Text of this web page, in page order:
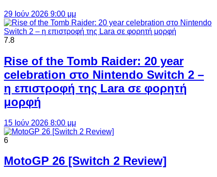
29 Ιούν 2026 9:00 μμ
7.8
Rise of the Tomb Raider: 20 year
celebration στο Nintendo Switch 2 –
η επιστροφή της Lara σε φορητή
μορφή
15 Ιούν 2026 8:00 μμ
6
MotoGP 26 [Switch 2 Review]